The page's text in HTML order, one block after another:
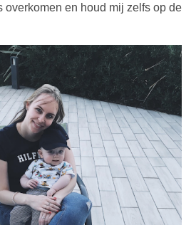
overkomen en houd mij zelfs op de